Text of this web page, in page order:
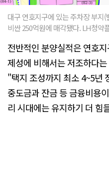
대구 연호지구에 있는 주차장 부지
비싼 250억원에 매각됐다. LH청약
전반적인 분양실적은 연호
제성에 비해서는 저조하다
"택지 조성까지 최소 4~5년
중도금과 잔금 등 금융비용
리 시대에는 유지하기 더 힘